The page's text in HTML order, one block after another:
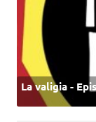
La valigia -